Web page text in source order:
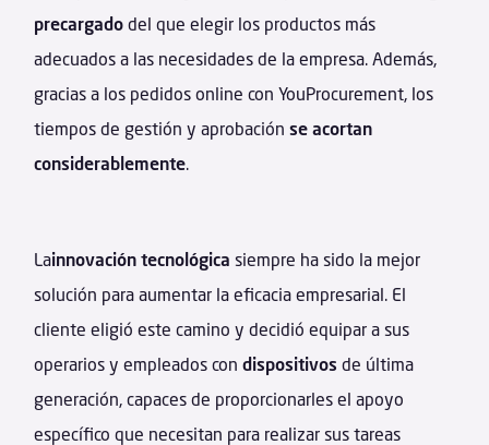
Lainnovación tecnológica siempre ha sido la mejor
solución para aumentar la eficacia empresarial. El
cliente eligió este camino y decidió equipar a sus
operarios y empleados condispositivos de última
generación, capaces de proporcionarles el apoyo
específico que necesitan para realizar sus tareas
precargado del que elegir los productos más
adecuados a las necesidades de la empresa. Además,
gracias a los pedidos online con YouProcurement, los
tiempos de gestión y aprobaciónse acortan
considerablemente